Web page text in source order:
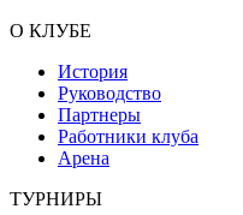
О КЛУБЕ
История
Руководство
Партнеры
Работники клуба
Арена
ТУРНИРЫ